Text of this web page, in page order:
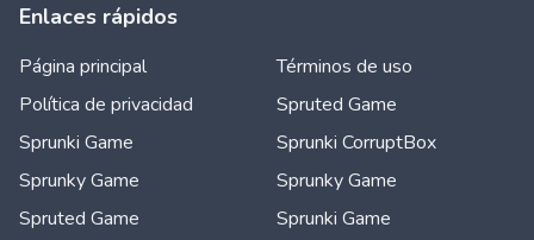
Enlaces rápidos
Página principal
Términos de uso
Política de privacidad
Spruted Game
Sprunki Game
Sprunki CorruptBox
Sprunky Game
Sprunky Game
Spruted Game
Sprunki Game